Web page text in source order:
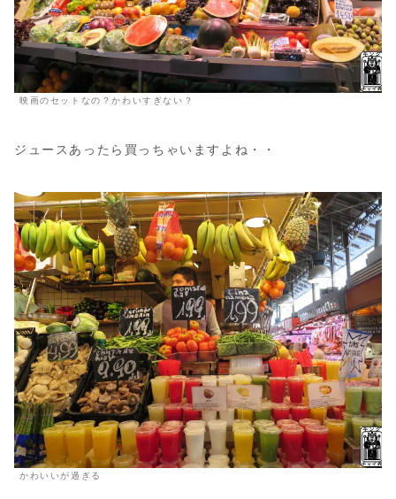
映画のセットなの？かわいすぎない？
ジュースあったら買っちゃいますよね・・
かわいいが過ぎる